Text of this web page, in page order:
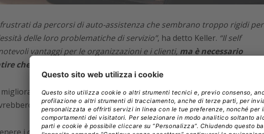
da percorsi di auto-assistenza che sembrano troppo rigidi per
delle loro problematiche di servizio”, ha detto Keller. “Il self
vantaggi per le organizzazioni e i clienti, ma è necessario
che le esigenze dei clienti siano comprese e soddisfatte”.
migliorare la risoluzione in autonomia, i responsabili del servizio clienti